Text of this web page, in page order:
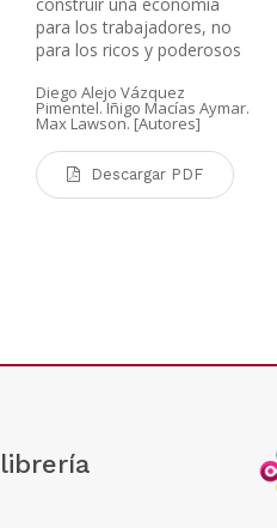
para los trabajadores, no
para los ricos y poderosos
Diego Alejo Vázquez
Pimentel. Iñigo Macías Aymar.
Max Lawson. [Autores]
Descargar PDF
librería